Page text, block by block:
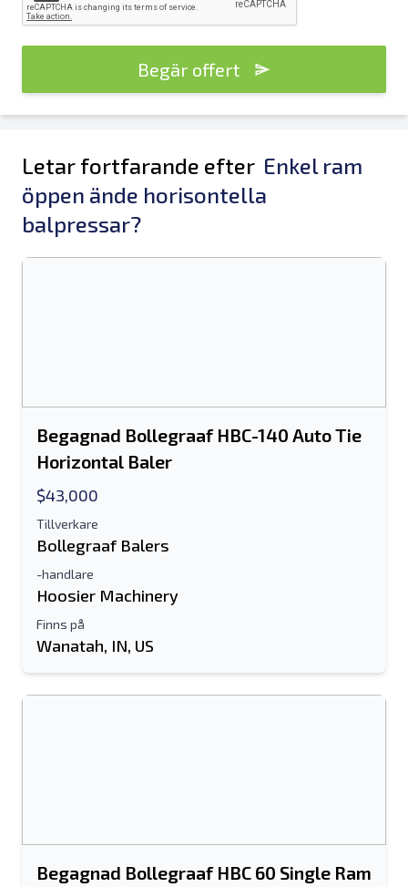
Begär offert
Letar fortfarande efter Enkel ram
öppen ände horisontella
balpressar?
Begagnad Bollegraaf HBC-140 Auto Tie
Horizontal Baler
$43,000
Tillverkare
Bollegraaf Balers
-handlare
Hoosier Machinery
Finns på
Wanatah, IN, US
Begagnad Bollegraaf HBC 60 Single Ram